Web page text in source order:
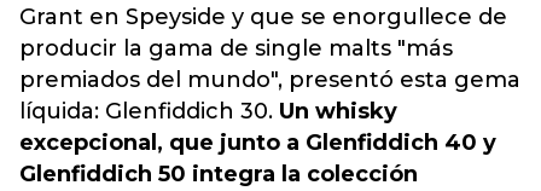
Grant en Speyside y que se enorgullece de
producir la gama de single malts "más
premiados del mundo", presentó esta gema
líquida: Glenfiddich 30. Un whisky
excepcional, que junto a Glenfiddich 40 y
Glenfiddich 50 integra la colección